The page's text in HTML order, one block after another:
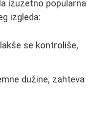
izuzetno popularna
izgleda:
se kontroliše,
dužine, zahteva